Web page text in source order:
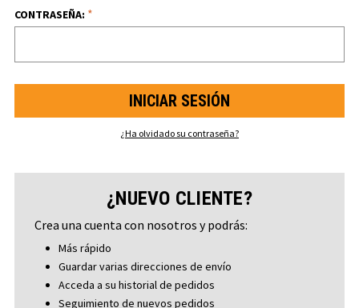
CONTRASEÑA: *
¿Ha olvidado su contraseña?
¿NUEVO CLIENTE?
Crea una cuenta con nosotros y podrás:
Más rápido
Guardar varias direcciones de envío
Acceda a su historial de pedidos
Seguimiento de nuevos pedidos